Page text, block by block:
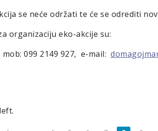
se neće održati te će se odrediti
organizaciju eko-akcije su:
099 2149 927, e-mail: